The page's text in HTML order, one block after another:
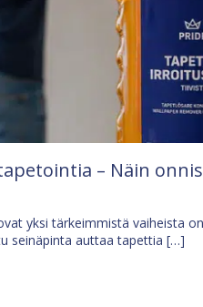
– Näin
yksi tärkeimmistä vaiheista
seinäpinta auttaa tapettia […]